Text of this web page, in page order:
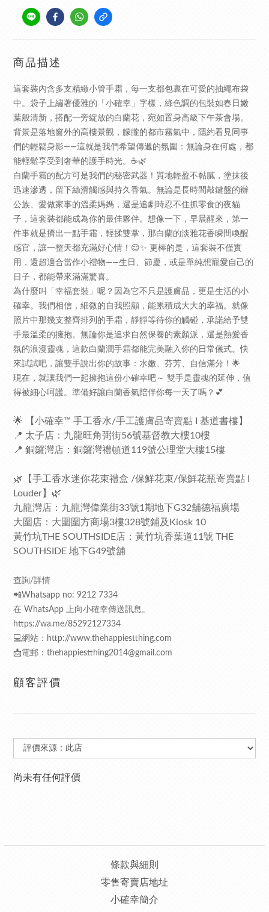
商品描述
這套裝內含多支精緻小管手霜，每一支都包裹在可愛的抽繩布袋
中。袋子上繡著優雅的「小確幸」字樣，綠色調的包裝如春日嫩
葉般清新，搭配一旁綻放的白蘭花，宛如置身高級下午茶會場。
背景是落地窗外的高樓景觀，朦朧的都市霧氣中，隱約看見同事
們的輕鬆身影——這就是我們希望傳遞的氛圍：無論身在何處，都
能輕鬆享受到奢華的護手時光。☕🌿
白蘭手霜的配方可是我們的秘密武器！質地輕盈不黏膩，塗抹後
迅速滲透，留下絲滑觸感與持久香氣。無論是長時間敲鍵盤的辦
公族、愛做家事的溫柔媽媽，還是追劇時忍不住抓零食的夜貓
子，這套裝都能成為你的最佳夥伴。想像一下，早晨醒來，第一
件事就是擠出一點手霜，輕揉雙掌，那白蘭的淡雅花香瞬間喚醒
感官，讓一整天都充滿好心情！😌✨ 更棒的是，這套裝不僅實
用，還超適合當作小禮物——生日、節慶，或是單純想寵愛自己的
日子，都能帶來滿滿驚喜。
為什麼叫「幸福套裝」呢？因為它不只是護膚品，更是生活的小
確幸。我們相信，細微的自我照顧，能累積成大大的幸福。就像
照片中那幾支整齊排列的手霜，靜靜等待你的觸碰，承諾給予雙
手最溫柔的擁抱。無論你是追求自然保養的素顏派，還是熱愛香
氛的浪漫靈魂，這款白蘭潤手霜都能完美融入你的日常儀式。快
來試試吧，讓雙手說出你的故事：水嫩、芬芳、自信滿分！🌟
現在，就讓我們一起擁抱這份小確幸吧～ 雙手是靈魂的延伸，值
得被細心呵護。準備好讓白蘭香氣陪伴你每一天了嗎？💕
🌟 【小確幸™ 手工香水/手工護膚品寄賣點 I 基道書樓】
📍 太子店：九龍旺角弼街56號基督教大樓10樓
📍 銅鑼灣店：銅鑼灣禮頓道119號公理堂大樓15樓
🌿【手工香水迷你花束禮盒 /保鮮花束/保鮮花瓶寄賣點 I
Louder】🌿
九龍灣店：九龍灣偉業街33號1期地下G32舖德福廣場
大圍店：大圍圍方商場3樓328號鋪及Kiosk 10
黃竹坑THE SOUTHSIDE店：黃竹坑香葉道11號 THE
SOUTHSIDE 地下G49號舖
查詢/詳情
📲Whatsapp no: 9212 7334
在 WhatsApp 上向小確幸傳送訊息。
https://wa.me/85292127334
💻網站：http://www.thehappiestthing.com
📩電郵：thehappiestthing2014@gmail.com
顧客評價
尚未有任何評價
條款與細則
零售寄賣店地址
小確幸簡介